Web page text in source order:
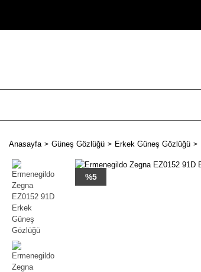
Anasayfa Güneş Gözlüğü Erkek Güneş Gözlüğü
%5